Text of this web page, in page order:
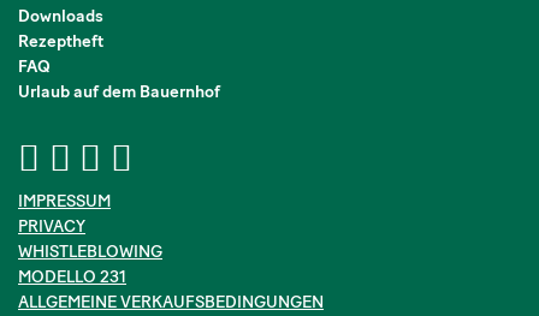
Downloads
Rezeptheft
FAQ
Urlaub auf dem Bauernhof
IMPRESSUM
PRIVACY
WHISTLEBLOWING
MODELLO 231
ALLGEMEINE VERKAUFSBEDINGUNGEN